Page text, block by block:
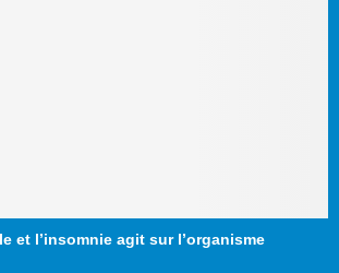
et l’insomnie agit sur l’organisme